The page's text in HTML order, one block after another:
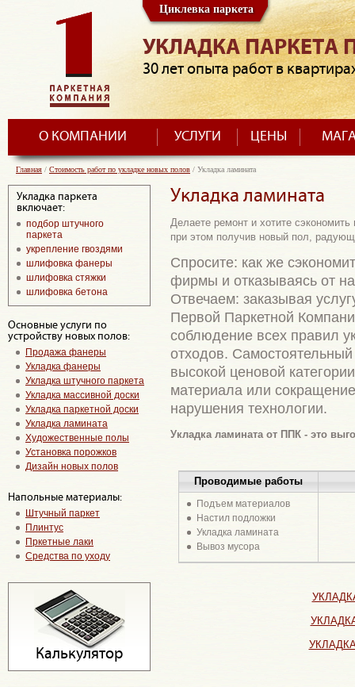
Циклевка паркета
УКЛАДКА ПАРКЕТА
30 лет опыта работ в
О КОМПАНИИ УСЛУГИ ЦЕНЫ
Главная / Стоимость работ по укладке новых полов / Укладка ламината
Укладка паркета
включает:
подбор штучного
паркета
укрепление гвоздями
шлифовка фанеры
шлифовка стяжки
шлифовка бетона
Основные услуги по
устройству новых полов:
Продажа фанеры
Укладка фанеры
Укладка штучного паркета
Укладка массивной доски
Укладка паркетной доски
Укладка ламината
Художественные полы
Установка порожков
Дизайн новых полов
Напольные материалы:
Штучный паркет
Плинтус
Пркетные лаки
Средства по уходу
Калькулятор
Укладка ламината
Делаете ремонт и хотите
при этом получив новый пол,
Спросите: как же
фирмы и отказываясь от
Отвечаем: заказывая
Первой Паркетной
соблюдение всех правил
отходов.
высокой ценовой
материала или
нарушения технологии.
Укладка ламината от ППК - это
Проводимые работы
Подъем материалов
Настил подложки
Укладка ламината
Вывоз мусора